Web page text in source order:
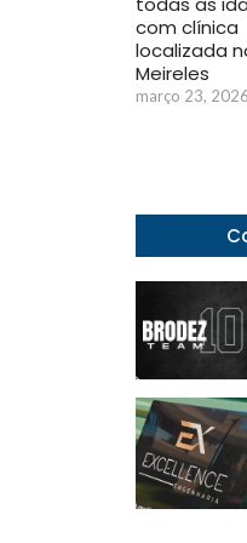
com clínica
localizada
Meireles
março 23,